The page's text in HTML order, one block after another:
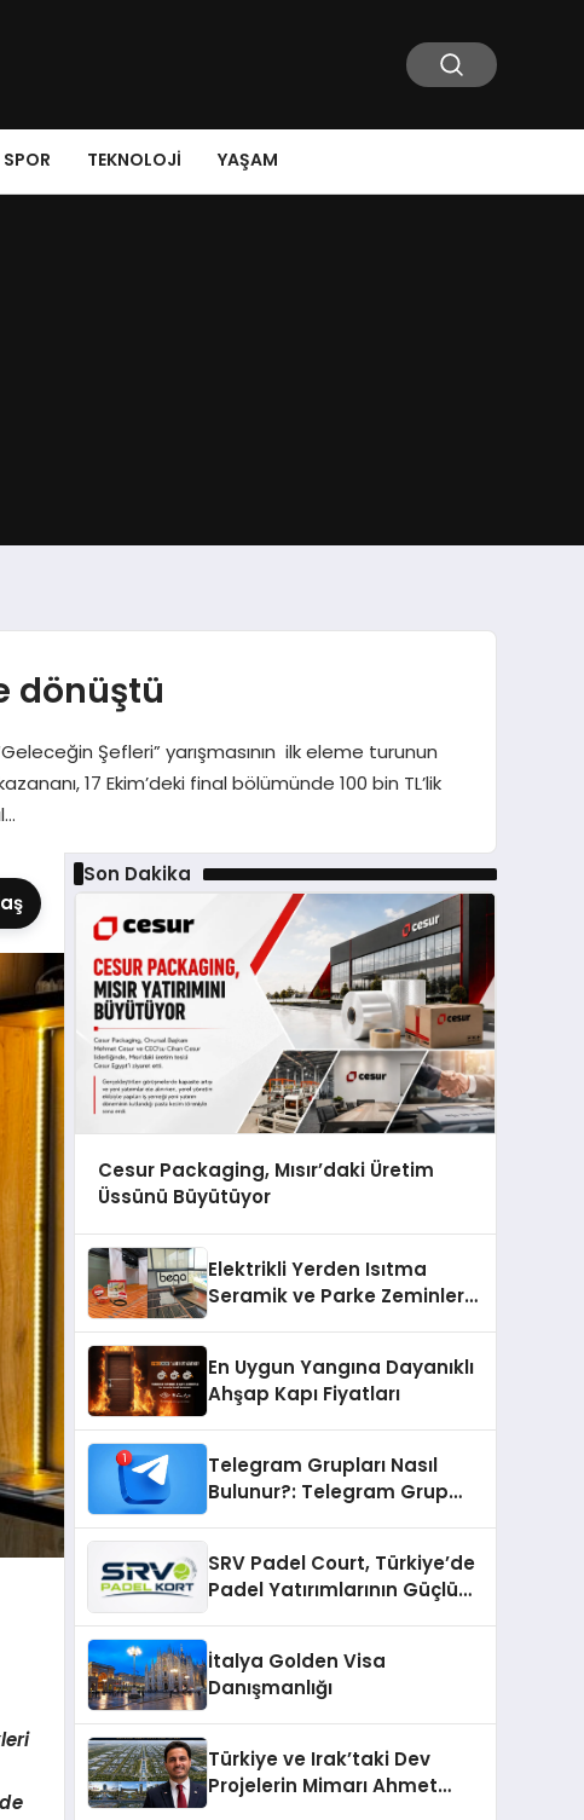
SPOR TEKNOLOJI YAŞAM
dönüştü
Şefleri” yarışmasının ilk eleme turunun
17 Ekim’deki final bölümünde 100 bin TL’lik
Son Dakika
Cesur Packaging, Mısır’daki Üretim
Üssünü Büyütüyor
Elektrikli Yerden Isıtma
Seramik ve Parke Zeminler
En Uygun Yangına Dayanıklı
Ahşap Kapı Fiyatları
Telegram Grupları Nasıl
Bulunur?: Telegram Grup
SRV Padel Court, Türkiye’de
Padel Yatırımlarının Güçlü
İtalya Golden Visa
Danışmanlığı
Türkiye ve Irak’taki Dev
Projelerin Mimarı Ahmet